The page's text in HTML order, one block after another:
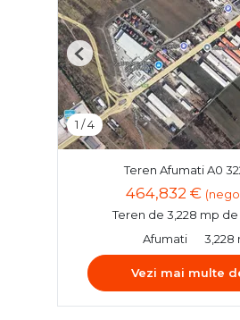
1 /4
Previous
Teren Afumati A0
464,832 €
Teren de 3,228 mp
Afumati
3,228
Vezi mai multe